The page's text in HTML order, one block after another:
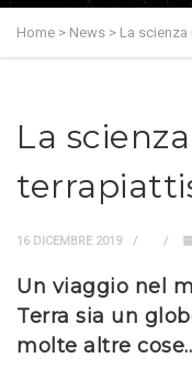
Home > News > La
La
16 DICEMBRE 2019
Un viaggio nel
Terra sia un
molte altre